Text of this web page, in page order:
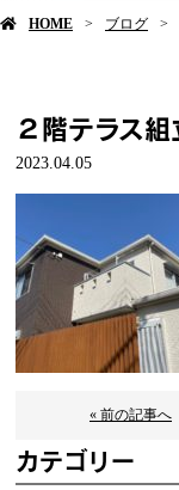
HOME ブログ
２階テラス組
2023.04.05
« 前の記事へ
カテゴリー